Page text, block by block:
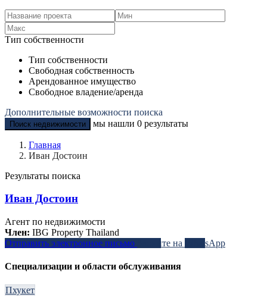
Тип собственности
Тип собственности
Свободная собственность
Арендованное имущество
Свободное владение/аренда
Дополнительные возможности поиска
Поиск недвижимости мы нашли 0 результаты
Главная
Иван Достоин
Результаты поиска
Иван Достоин
Агент по недвижимости
Член: IBG Property Thailand
Отправить электронное письмо
Звоните на WhatsApp
Специализации и области обслуживания
Пхукет